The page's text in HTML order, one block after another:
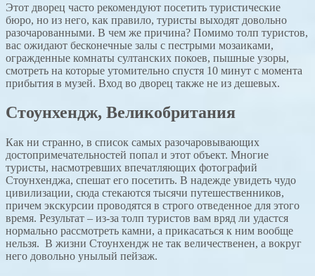
Этот дворец часто рекомендуют посетить туристические
бюро, но из него, как правило, туристы выходят довольно
разочарованными. В чем же причина? Помимо толп туристов,
вас ожидают бесконечные залы с пестрыми мозаиками,
огражденные комнаты султанских покоев, пышные узоры,
смотреть на которые утомительно спустя 10 минут с момента
прибытия в музей. Вход во дворец также не из дешевых.
Стоунхендж, Великобритания
Как ни странно, в список самых разочаровывающих
достопримечательностей попал и этот объект. Многие
туристы, насмотревших впечатляющих фотографий
Стоунхенджа, спешат его посетить. В надежде увидеть чудо
цивилизации, сюда стекаются тысячи путешественников,
причем экскурсии проводятся в строго отведенное для этого
время. Результат – из-за толп туристов вам вряд ли удастся
нормально рассмотреть камни, а прикасаться к ним вообще
нельзя. В жизни Стоунхендж не так величественен, а вокруг
него довольно унылый пейзаж.